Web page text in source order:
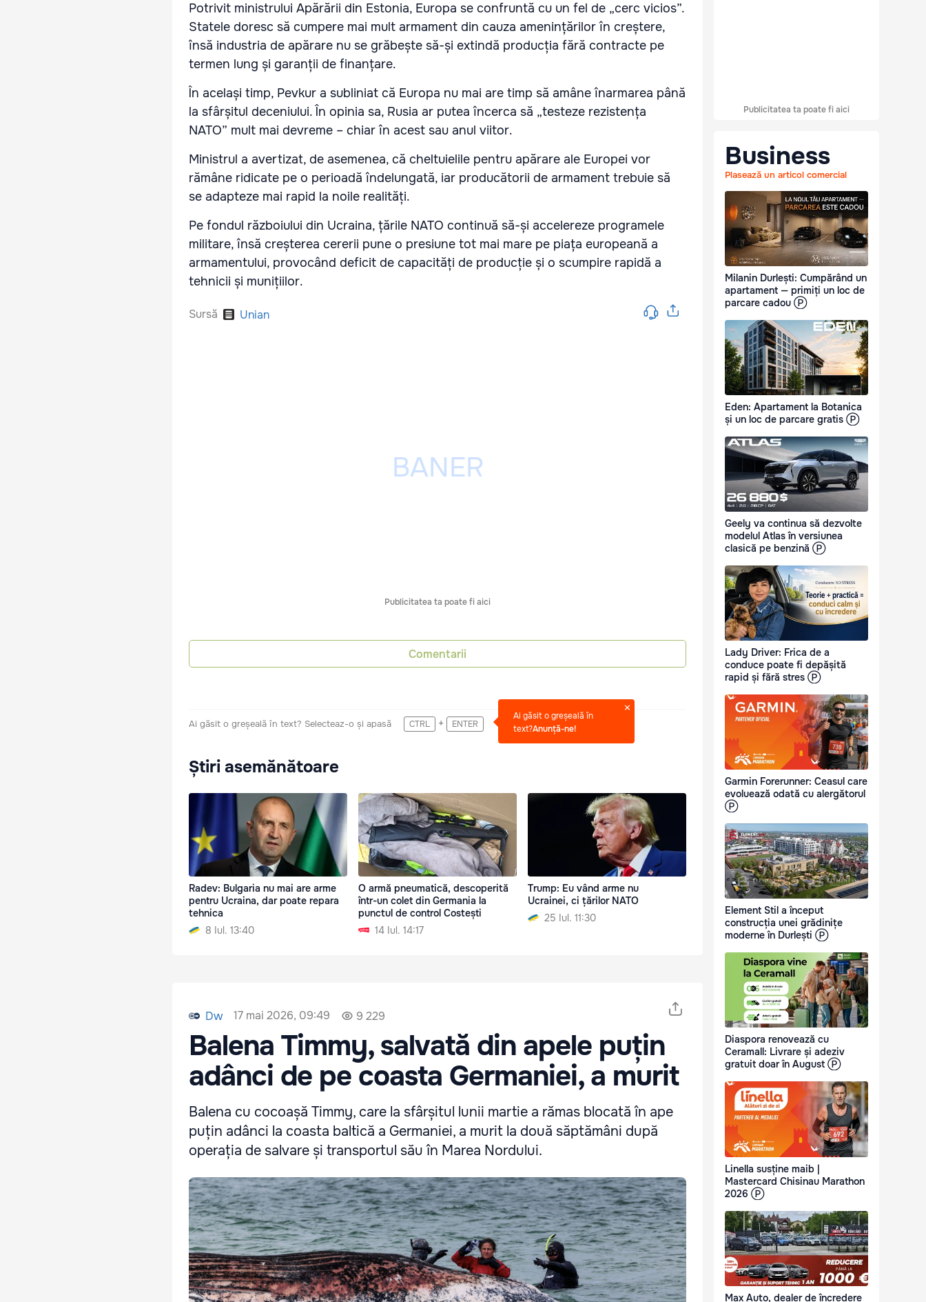
Potrivit ministrului Apărării din Estonia, Europa se confruntă cu un fel de „cerc vicios”.
Statele doresc să cumpere mai mult armament din cauza amenințărilor în creștere,
însă industria de apărare nu se grăbește să-și extindă producția fără contracte pe
termen lung și garanții de finanțare.
În același timp, Pevkur a subliniat că Europa nu mai are timp să amâne înarmarea până
la sfârșitul deceniului. În opinia sa, Rusia ar putea încerca să „testeze rezistența
NATO” mult mai devreme – chiar în acest sau anul viitor.
Ministrul a avertizat, de asemenea, că cheltuielile pentru apărare ale Europei vor
rămâne ridicate pe o perioadă îndelungată, iar producătorii de armament trebuie să
se adapteze mai rapid la noile realități.
Pe fondul războiului din Ucraina, țările NATO continuă să-și accelereze programele
militare, însă creșterea cererii pune o presiune tot mai mare pe piața europeană a
armamentului, provocând deficit de capacități de producție și o scumpire rapidă a
tehnicii și munițiilor.
Sursă Unian
Publicitatea ta poate fi aici
Comentarii
Ai găsit o greșeală în text? Selecteaz-o și apasă CTRL + ENTER
Ai găsit o greșeală în
text?Anunță-ne!
Știri asemănătoare
Radev: Bulgaria nu mai are arme
pentru Ucraina, dar poate repara
tehnica
8 Iul. 13:40
O armă pneumatică, descoperită
într-un colet din Germania la
punctul de control Costești
14 Iul. 14:17
Trump: Eu vând arme nu
Ucrainei, ci țărilor NATO
25 Iul. 11:30
Dw 17 mai 2026, 09:49 9 229
Balena Timmy, salvată din apele puțin
adânci de pe coasta Germaniei, a murit
Balena cu cocoașă Timmy, care la sfârșitul lunii martie a rămas blocată în ape
puțin adânci la coasta baltică a Germaniei, a murit la două săptămâni după
operația de salvare și transportul său în Marea Nordului.
Publicitatea ta poate fi aici
Business
Plasează un articol comercial
Milanin Durlești: Cumpărând un
apartament — primiți un loc de
parcare cadou Ⓟ
Eden: Apartament la Botanica
și un loc de parcare gratis Ⓟ
Geely va continua să dezvolte
modelul Atlas în versiunea
clasică pe benzină Ⓟ
Lady Driver: Frica de a
conduce poate fi depășită
rapid și fără stres Ⓟ
Garmin Forerunner: Ceasul care
evoluează odată cu alergătorul
Ⓟ
Element Stil a început
construcția unei grădinițe
moderne în Durlești Ⓟ
Diaspora renovează cu
Ceramall: Livrare și adeziv
gratuit doar în August Ⓟ
Linella susține maib |
Mastercard Chisinau Marathon
2026 Ⓟ
Max Auto, dealer de încredere